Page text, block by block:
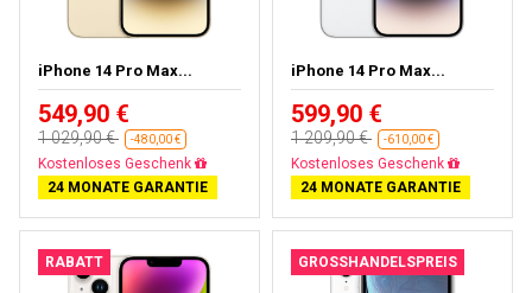
iPhone 14 Pro Max...
549,90 €
1 029,90 € -480,00 €
Gratisversand
24 MONATE GARANTIE
iPhone 14 Pro Max...
599,90 €
1 209,90 € -610,00 €
Gratisversand
24 MONATE GARANTIE
RABATT GROSSHANDELSPREIS